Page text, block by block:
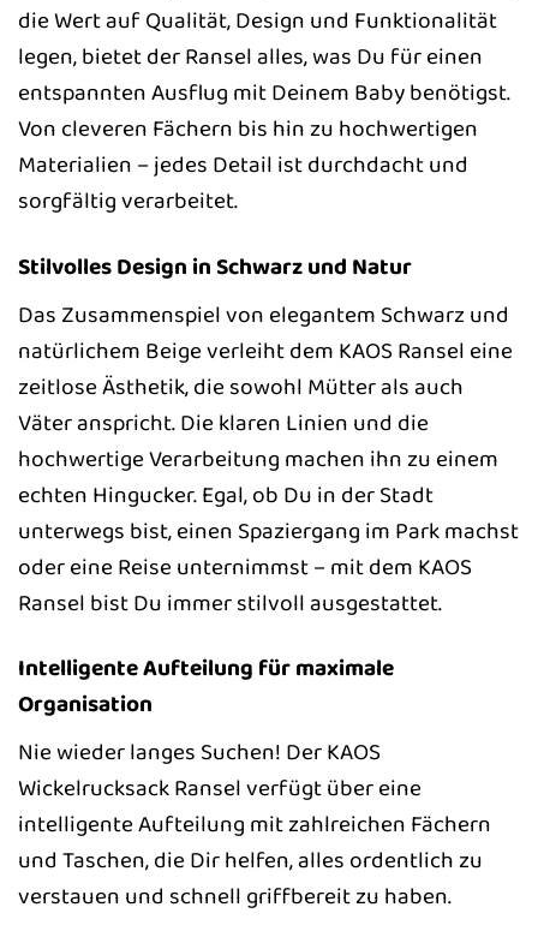
die Wert auf Qualität, Design und Funktionalität
legen, bietet der Ransel alles, was Du für einen
entspannten Ausflug mit Deinem Baby benötigst.
Von cleveren Fächern bis hin zu hochwertigen
Materialien – jedes Detail ist durchdacht und
sorgfältig verarbeitet.
Stilvolles Design in Schwarz und Natur
Das Zusammenspiel von elegantem Schwarz und
natürlichem Beige verleiht dem KAOS Ransel eine
zeitlose Ästhetik, die sowohl Mütter als auch
Väter anspricht. Die klaren Linien und die
hochwertige Verarbeitung machen ihn zu einem
echten Hingucker. Egal, ob Du in der Stadt
unterwegs bist, einen Spaziergang im Park machst
oder eine Reise unternimmst – mit dem KAOS
Ransel bist Du immer stilvoll ausgestattet.
Intelligente Aufteilung für maximale
Organisation
Nie wieder langes Suchen! Der KAOS
Wickelrucksack Ransel verfügt über eine
intelligente Aufteilung mit zahlreichen Fächern
und Taschen, die Dir helfen, alles ordentlich zu
verstauen und schnell griffbereit zu haben.